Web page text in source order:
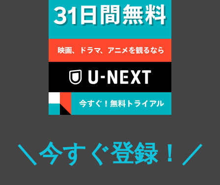
＼今すぐ登録！／